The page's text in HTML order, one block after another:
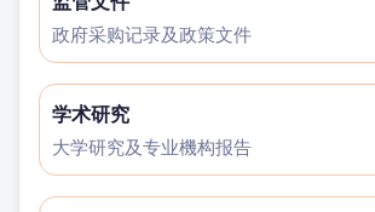
政府采购记录及政策文件
学术研究
大学研究及专业機构报告